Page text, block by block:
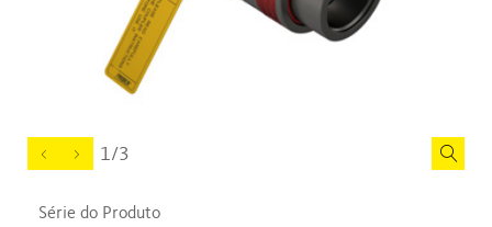
1/3
Série do Produto